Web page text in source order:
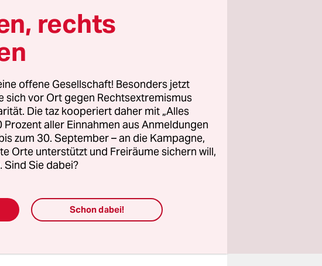
eröffnen soll. Dass
zeigte am
der der
der Altonaerinnen
wollte.
Vortrag
dem
in Altona.
des
rechts
offene Gesellschaft! Besonders jetzt
sich vor Ort gegen Rechtsextremismus
Die taz kooperiert daher mit „Alles
Prozent aller Einnahmen aus Anmeldungen
zum 30. September – an die Kampagne,
Orte unterstützt und Freiräume sichern will,
Sind Sie dabei?
Schon dabei!